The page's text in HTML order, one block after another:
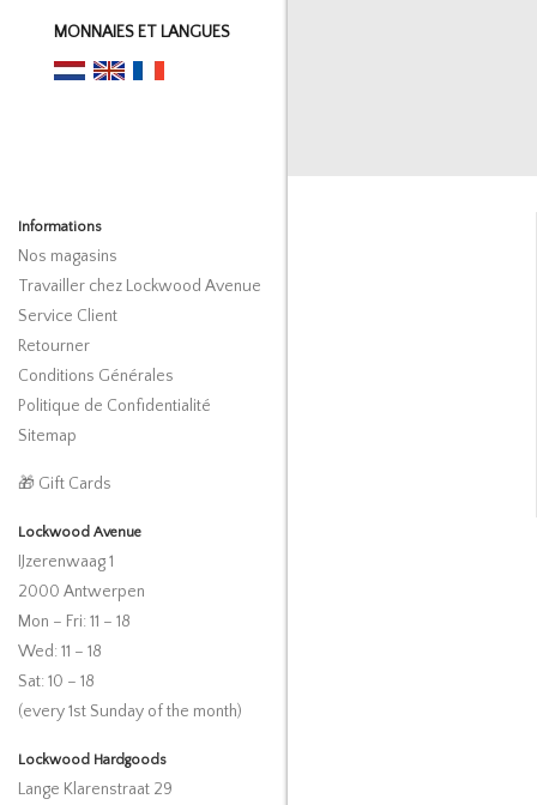
MONNAIES ET LANGUES
Informations
Nos magasins
Travailler chez Lockwood Avenue
Service Client
Retourner
Conditions Générales
Politique de Confidentialité
Sitemap
🎁 Gift Cards
Lockwood Avenue
IJzerenwaag 1
2000 Antwerpen
Mon – Fri: 11 – 18
Wed: 11 – 18
Sat: 10 – 18
(every 1st Sunday of the month)
Lockwood Hardgoods
Lange Klarenstraat 29